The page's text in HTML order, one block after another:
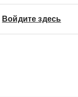
Войдите здесь